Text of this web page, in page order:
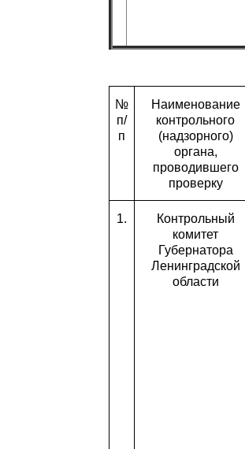
№
п/
п
Наименование
контрольного
(надзорного)
органа,
проводившего
проверку
1.
Контрольный
комитет
Губернатора
Ленинградской
области